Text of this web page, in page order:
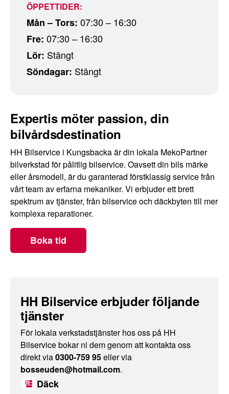
Expertis möter passion, din
bilvårdsdestination
HH Bilservice i Kungsbacka är din lokala MekoPartner
bilverkstad för pålitlig bilservice. Oavsett din bils märke
eller årsmodell, är du garanterad förstklassig service från
vårt team av erfarna mekaniker. Vi erbjuder ett brett
spektrum av tjänster, från bilservice och däckbyten till mer
komplexa reparationer.
Boka tid
ÖPPETTIDER:
Mån – Tors: 07:30 – 16:30
Fre: 07:30 – 16:30
Lör: Stängt
Söndagar: Stängt
HH Bilservice erbjuder följande
tjänster
För lokala verkstadstjänster hos oss på HH
Bilservice bokar ni dem genom att kontakta oss
direkt via0300-759 95eller via
bosseuden@hotmail.com.
Däck